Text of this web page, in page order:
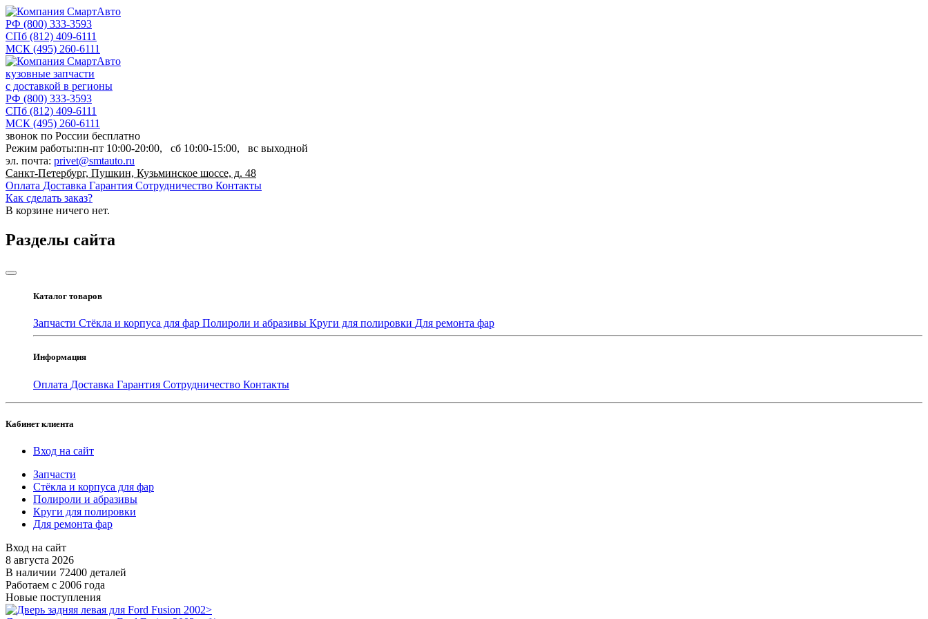
РФ (800) 333-3593
СПб (812) 409-6111
МСК (495) 260-6111
кузовные запчасти
с доставкой в регионы
РФ (800) 333-3593
СПб (812) 409-6111
МСК (495) 260-6111
звонок по России бесплатно
Режим работы:пн-пт 10:00-20:00, сб 10:00-15:00, вс выходной
эл. почта: privet@smtauto.ru
Санкт-Петербург, Пушкин, Кузьминское шоссе, д. 48
Оплата Доставка Гарантия Сотрудничество Контакты
Как сделать заказ?
В корзине ничего нет.
Разделы сайта
Каталог товаров
Запчасти Стёкла и корпуса для фар Полироли и абразивы Круги для полировки Для ремонта фар
Информация
Оплата Доставка Гарантия Сотрудничество Контакты
Кабинет клиента
Вход на сайт
Запчасти
Стёкла и корпуса для фар
Полироли и абразивы
Круги для полировки
Для ремонта фар
Вход на сайт
8 августа 2026
В наличии 72400 деталей
Работаем с 2006 года
Новые поступления